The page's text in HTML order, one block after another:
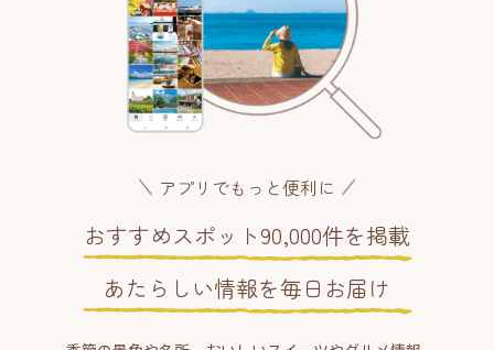
アプリでもっと便利に
おすすめスポット90,000件を掲載
あたらしい情報を毎日お届け